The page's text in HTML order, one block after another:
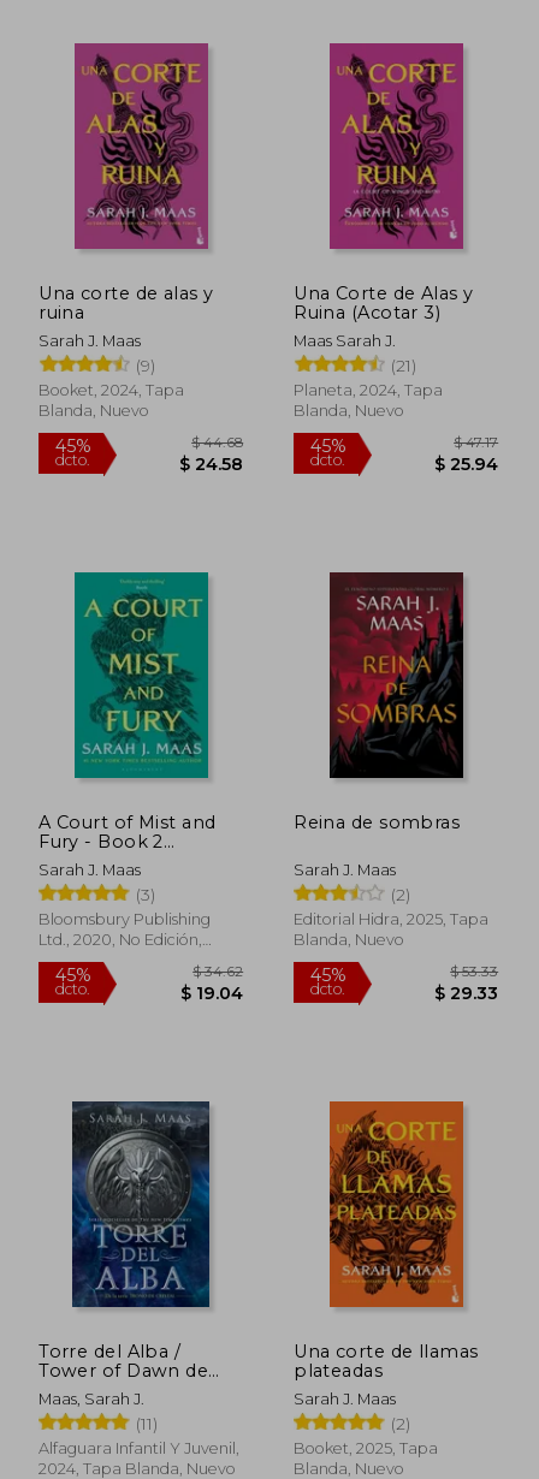
45%
dcto.
45% 45%
dcto.
Una corte de alas y
ruina
Sarah J. Maas
(9)
Booket, 2024, Tapa
Blanda, Nuevo
Una Corte de Alas y
Ruina (Acotar 3)
Maas Sarah J.
(21)
Planeta, 2024, Tapa
Blanda, Nuevo
A Court of Mist and
Fury - Book 2
(Reissue) (a Court of
Thorns and Roses)
(en Inglés)
Sarah J. Maas
(3)
Bloomsbury Publishing
Ltd., 2020, No Edición,
Tapa Blanda, Nuevo
Reina de sombras
Sarah J. Maas
(2)
Editorial Hidra, 2025, Tapa
Blanda, Nuevo
Torre del Alba /
Tower of Dawn de
Sarah j.
Maas(Alfaguara
Juvenil)
Maas, Sarah J.
(11)
Alfaguara Infantil Y Juvenil,
2024, Tapa Blanda, Nuevo
Una corte de llamas
plateadas
Sarah J. Maas
(2)
Booket, 2025, Tapa
Blanda, Nuevo